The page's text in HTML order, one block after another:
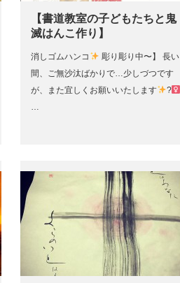
【書道教室の子どもたちと鬼
滅はんこ作り】
消しゴムハンコ
彫り彫り中〜】 長い
間、ご無沙汰ばかりで…少しづつです
が、また宜しくお願いいたします
?‍
…